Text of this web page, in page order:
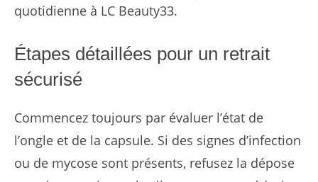
quotidienne à LC Beauty33.
Étapes détaillées pour un retrait
sécurisé
Commencez toujours par évaluer l’état de
l’ongle et de la capsule. Si des signes d’infection
ou de mycose sont présents, refusez la dépose